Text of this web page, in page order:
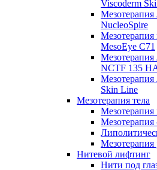
Viscoderm
Мезотерапия
NucleoSpire
Мезотерапия
MesoEye С71
Мезотерапия
NCTF 135
Skin Line
Мезотерапия тела
Мезотерапия
Мезотерапия
Мезотерапия
Нитевой лифтинг
Нити под